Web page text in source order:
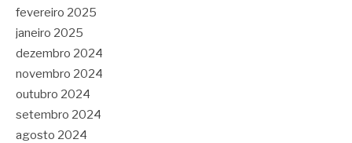
fevereiro 2025
janeiro 2025
dezembro 2024
novembro 2024
outubro 2024
setembro 2024
agosto 2024